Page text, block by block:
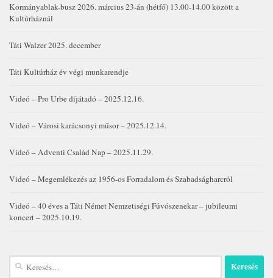
Kormányablak-busz 2026. március 23-án (hétfő) 13.00-14.00 között a
Kultúrháznál
Táti Walzer 2025. december
Táti Kultúrház év végi munkarendje
Videó – Pro Urbe díjátadó – 2025.12.16.
Videó – Városi karácsonyi műsor – 2025.12.14.
Videó – Adventi Család Nap – 2025.11.29.
Videó – Megemlékezés az 1956-os Forradalom és Szabadságharcról
Videó – 40 éves a Táti Német Nemzetiségi Fúvószenekar – jubileumi
koncert – 2025.10.19.
Keresés: